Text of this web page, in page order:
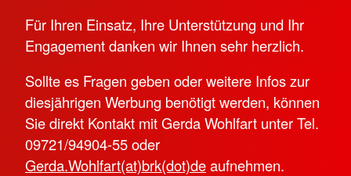
Für Ihren Einsatz, Ihre Unterstützung und Ihr
Engagement danken wir Ihnen sehr herzlich.
Sollte es Fragen geben oder weitere Infos zur
diesjährigen Werbung benötigt werden, können
Sie direkt Kontakt mit Gerda Wohlfart unter Tel.
09721/94904-55 oder
Gerda.Wohlfart(at)brk(dot)deaufnehmen.